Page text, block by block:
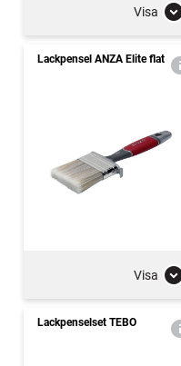
Visa
Lackpensel ANZA Elite flat
Visa
Lackpenselset TEBO